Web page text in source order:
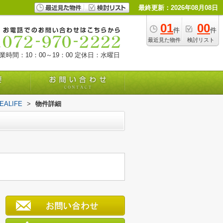
最終更新：2026年08月08日
01件
最近見た物件
00件
検討リスト
時間：10：00～19：00 定休日：水曜日
> 物件詳細